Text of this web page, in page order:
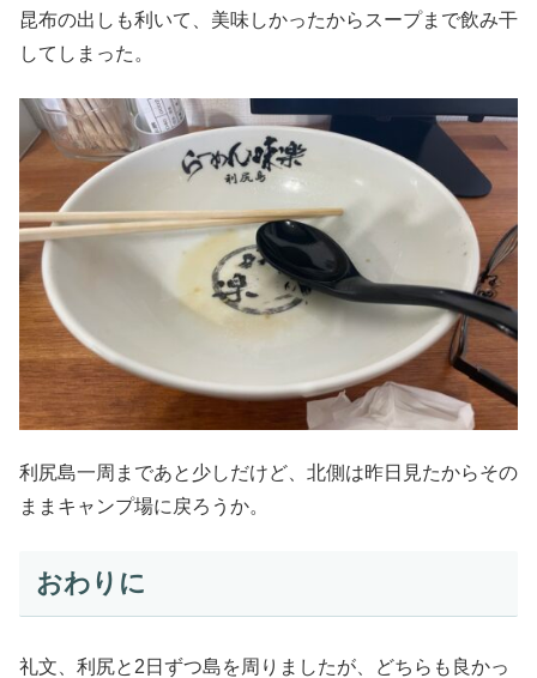
昆布の出しも利いて、美味しかったからスープまで飲み干
してしまった。
利尻島一周まであと少しだけど、北側は昨日見たからその
ままキャンプ場に戻ろうか。
おわりに
礼文、利尻と2日ずつ島を周りましたが、どちらも良かっ